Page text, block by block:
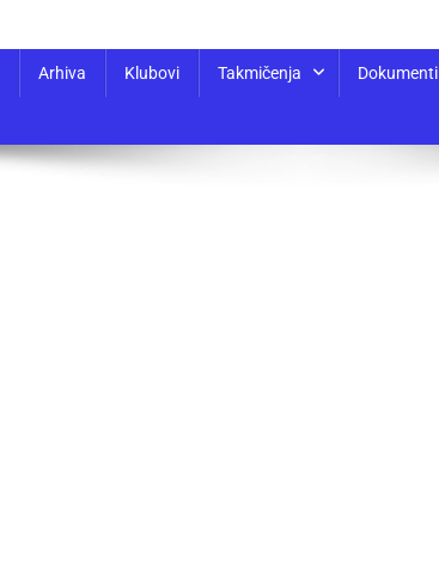
Arhiva Klubovi Takmičenja Dokumenti